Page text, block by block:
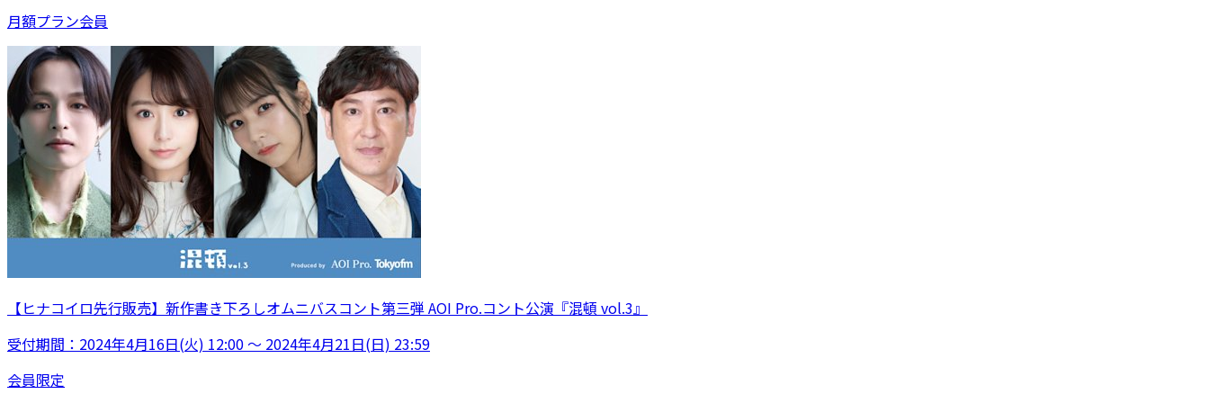
月額プラン会員
【ヒナコイロ先行販売】新作書き下ろしオムニバスコント第三弾 AOI Pro.コント公演『混頓 vol.3』
受付期間：2024年4月16日(火) 12:00 ～ 2024年4月21日(日) 23:59
会員限定